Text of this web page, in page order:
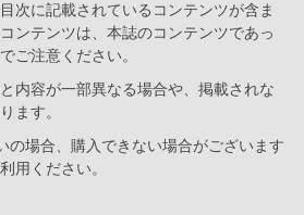
次に記載されているコンテンツが含ま
ンテンツは、本誌のコンテンツであっ
ご注意ください。
内容が一部異なる場合や、掲載されな
ます。
場合、購入できない場合がございます
用ください。